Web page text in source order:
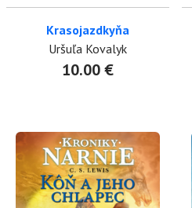
Krasojazdkyňa
Uršuľa Kovalyk
10.00 €